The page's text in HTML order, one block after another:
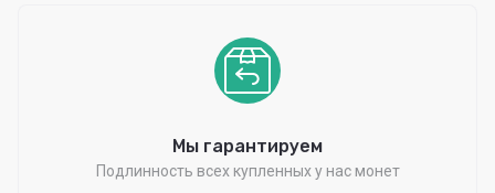
Мы гарантируем
Подлинность всех купленных у нас монет